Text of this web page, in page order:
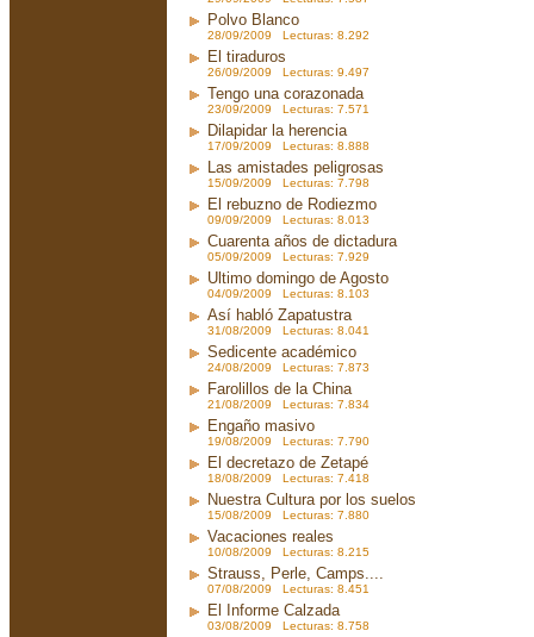
Polvo Blanco
28/09/2009 Lecturas: 8.292
El tiraduros
26/09/2009 Lecturas: 9.497
Tengo una corazonada
23/09/2009 Lecturas: 7.571
Dilapidar la herencia
17/09/2009 Lecturas: 8.888
Las amistades peligrosas
15/09/2009 Lecturas: 7.798
El rebuzno de Rodiezmo
09/09/2009 Lecturas: 8.013
Cuarenta años de dictadura
05/09/2009 Lecturas: 7.929
Ultimo domingo de Agosto
04/09/2009 Lecturas: 8.103
Así habló Zapatustra
31/08/2009 Lecturas: 8.041
Sedicente académico
24/08/2009 Lecturas: 7.873
Farolillos de la China
21/08/2009 Lecturas: 7.834
Engaño masivo
19/08/2009 Lecturas: 7.790
El decretazo de Zetapé
18/08/2009 Lecturas: 7.418
Nuestra Cultura por los suelos
15/08/2009 Lecturas: 7.880
Vacaciones reales
10/08/2009 Lecturas: 8.215
Strauss, Perle, Camps....
07/08/2009 Lecturas: 8.451
El Informe Calzada
03/08/2009 Lecturas: 8.758